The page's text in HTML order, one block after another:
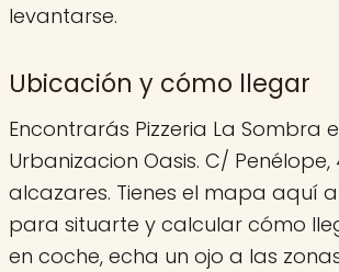
levantarse.
Ubicación y cómo llegar
Encontrarás Pizzeria La Sombra
Urbanizacion Oasis. C/ Penélope,
alcazares. Tienes el mapa aquí
para situarte y calcular cómo
en coche, echa un ojo a las